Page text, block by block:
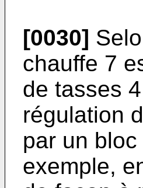
[0030]
chauffe 7
de tasses
régulation
par un
exemple,